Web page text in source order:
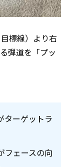
標線）より右
弾道を「プッ
ターゲットラ
フェースの向